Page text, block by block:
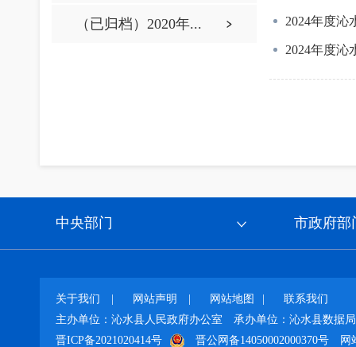
（已归档）2020年... 2024年度沁
2024年度沁
中央部门 市政府部
关于我们 网站声明 网站地图
联系我们
主办单位：沁水县人民政府办公室
承办单位：沁水县数据局
晋ICP备2021020414号
晋公网备14050002000370号 网